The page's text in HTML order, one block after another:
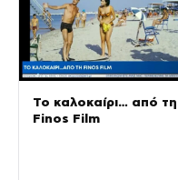
Το καλοκαίρι… από τη
Finos Film